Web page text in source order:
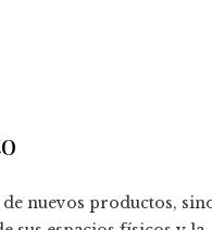
nuevos productos,